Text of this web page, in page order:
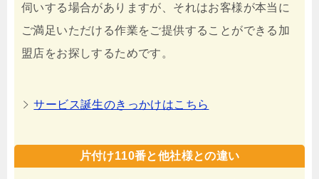
伺いする場合がありますが、それはお客様が本当に
ご満足いただける作業をご提供することができる加
盟店をお探しするためです。
サービス誕生のきっかけはこちら
片付け110番と他社様との違い